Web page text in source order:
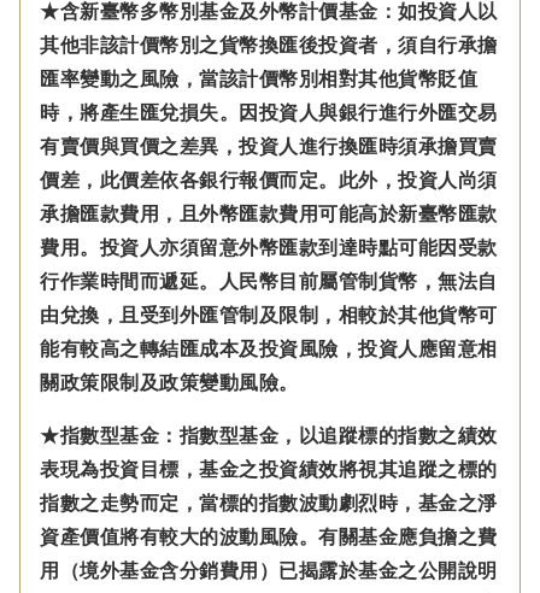
★含新臺幣多幣別基金及外幣計價基金：如投資人以
其他非該計價幣別之貨幣換匯後投資者，須自行承擔
匯率變動之風險，當該計價幣別相對其他貨幣貶值
時，將產生匯兌損失。因投資人與銀行進行外匯交易
有賣價與買價之差異，投資人進行換匯時須承擔買賣
價差，此價差依各銀行報價而定。此外，投資人尚須
承擔匯款費用，且外幣匯款費用可能高於新臺幣匯款
費用。投資人亦須留意外幣匯款到達時點可能因受款
行作業時間而遞延。人民幣目前屬管制貨幣，無法自
由兌換，且受到外匯管制及限制，相較於其他貨幣可
能有較高之轉結匯成本及投資風險，投資人應留意相
關政策限制及政策變動風險。
★指數型基金：指數型基金，以追蹤標的指數之績效
表現為投資目標，基金之投資績效將視其追蹤之標的
指數之走勢而定，當標的指數波動劇烈時，基金之淨
資產價值將有較大的波動風險。有關基金應負擔之費
用（境外基金含分銷費用）已揭露於基金之公開說明